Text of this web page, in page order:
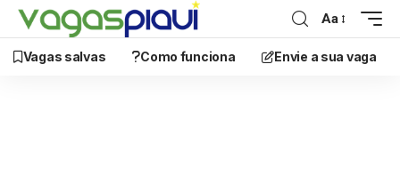
Aa
Vagas salvas Como funciona Envie a sua vaga